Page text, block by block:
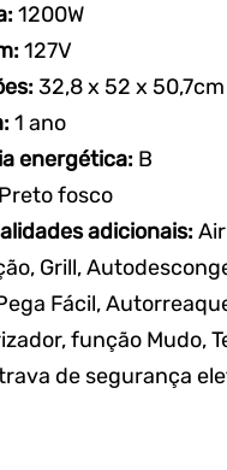
1200W
127V
32,8 x 52 x 50,7cm
1 ano
energética: B
Preto fosco
adicionais:Air
Grill,
Fácil,
função Mudo,
de segurança